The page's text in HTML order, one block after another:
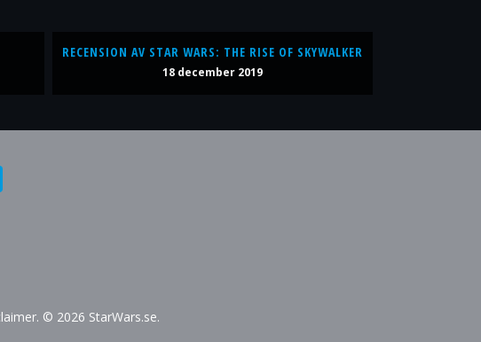
RECENSION AV STAR WARS: THE RISE OF SKYWALKER
18 december 2019
© 2026 StarWars.se.